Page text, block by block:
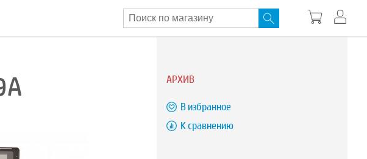
АРХИВ
В избранное
К сравнению